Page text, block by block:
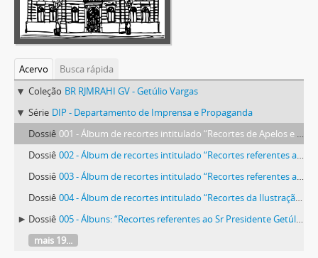
Acervo
Busca rápida
Coleção BR RJMRAHI GV - Getúlio Vargas
Série DIP - Departamento de Imprensa e Propaganda
Dossiê 001 - Álbum de recortes intitulado “Recortes de Apelos e Sugestões dirigidos ao Sr Presidente Getúlio Vargas”
Dossiê 002 - Álbum de recortes intitulado “Recortes referentes ao Sr Presidente Getúlio Vargas em leis e decretos”
Dossiê 003 - Álbum de recortes intitulado “Recortes referentes ao Sr. Getúlio Vargas em sociais”
Dossiê 004 - Álbum de recortes intitulado “Recortes da Ilustração Brasileira sobre Passagem da data natalícia do Sr Presidente Getúlio Vargas”
Dossiê 005 - Álbuns: “Recortes referentes ao Sr Presidente Getúlio Vargas em sociais” e “Recortes referentes ao Sr Presidente Getúlio Vargas em artigos e comentários”
mais 19...